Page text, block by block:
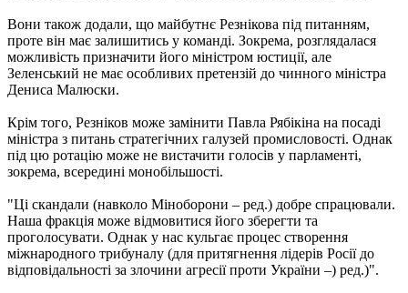
Вони також додали, що майбутнє Резнікова під питанням,
проте він має залишитись у команді. Зокрема, розглядалася
можливість призначити його міністром юстиції, але
Зеленський не має особливих претензій до чинного міністра
Дениса Малюски.
Крім того, Резніков може замінити Павла Рябікіна на посаді
міністра з питань стратегічних галузей промисловості. Однак
під цю ротацію може не вистачити голосів у парламенті,
зокрема, всередині монобільшості.
"Ці скандали (навколо Міноборони – ред.) добре спрацювали.
Наша фракція може відмовитися його зберегти та
проголосувати. Однак у нас кульгає процес створення
міжнародного трибуналу (для притягнення лідерів Росії до
відповідальності за злочини агресії проти України –) ред.)".